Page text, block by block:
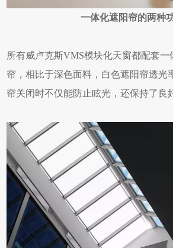
一体化遮阳帘的两种
所有威卢克斯VMS模块化天窗都配套一
帘，相比于深色面料，白色遮阳帘透光
帘关闭时不仅能防止眩光，还保持了良